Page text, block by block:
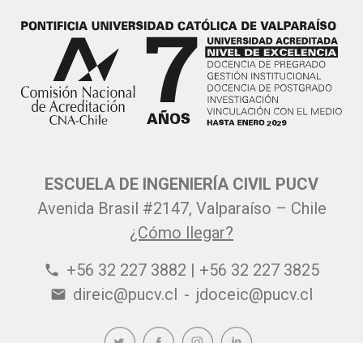
ESCUELA DE INGENIERÍA CIVIL PUCV
Avenida Brasil #2147, Valparaíso – Chile
¿Cómo llegar?
phone +56 32 227 3882 | +56 32 227 3825
email direic@pucv.cl - jdoceic@pucv.cl